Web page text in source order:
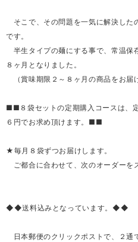
そこで、その問題を一気に解決した
です。
半生タイプの麺にする事で、常温保
８ヶ月となりました。
（賞味期限２～８ヶ月の商品をお届
■■８袋セットの定期購入コースは、
６円でお求め頂けます。■■
★毎月８袋ずつお届けします。
ご都合に合わせて、次のオーダーを
◆◆送料込みとなっています。◆◆
日本郵便のクリックポストで、２通